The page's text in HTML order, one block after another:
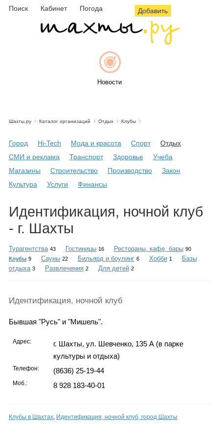
Поиск Кабинет Погода Добавить
Новости
Объявления
Инфо
Шахты.ру Каталог организаций Отдых Клубы
Город Hi-Tech Мода и красота Спорт
Отдых
СМИ и реклама
Транспорт Здоровье
Учеба
Магазины
Строительство Производство
Закон
Культура
Услуги Финансы
Идентификация, ночной клуб
- г. Шахты
Турагентства 43 Гостиницы 16 Рестораны, кафе, бары 90
Клубы 9 Сауны 22 Бильярд и боулинг 6 Хобби 1
Базы
отдыха 3 Развлечения 2 Для детей 2
Идентификация, ночной клуб
Бывшая "Русь" и "Мишель".
Адрес:
г. Шахты, ул. Шевченко, 135 А (в парке
культуры и отдыха)
Телефон: (8636) 25-19-44
Моб.: 8 928 183-40-01
Клубы в Шахтах, Идентификация, ночной клуб, город Шахты